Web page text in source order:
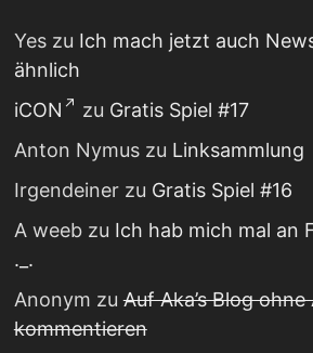
Yeszu Ich mach jetzt auch
ähnlich
iCON
zu Gratis Spiel #17
Anton Nymuszu Linksammlung
Irgendeinerzu Gratis Spiel #16
A weebzu Ich hab mich mal an
._.
Anonym zuAuf Aka’s Blog
kommentieren